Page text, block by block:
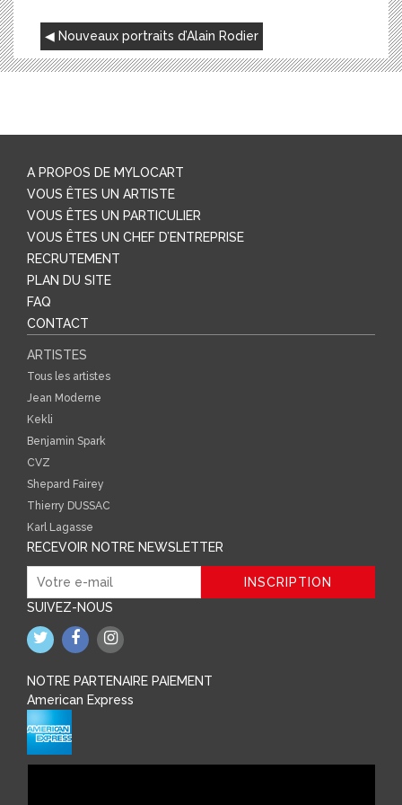
NAVIGATION
DE
L’ARTICLE
Nouveaux portraits d’Alain Rodier
A PROPOS DE MYLOCART
VOUS ÊTES UN ARTISTE
VOUS ÊTES UN PARTICULIER
VOUS ÊTES UN CHEF D’ENTREPRISE
RECRUTEMENT
PLAN DU SITE
FAQ
CONTACT
ARTISTES
Tous les artistes
Jean Moderne
Kekli
Benjamin Spark
CVZ
Shepard Fairey
Thierry DUSSAC
Karl Lagasse
RECEVOIR NOTRE NEWSLETTER
SUIVEZ-NOUS
NOTRE PARTENAIRE PAIEMENT
American Express